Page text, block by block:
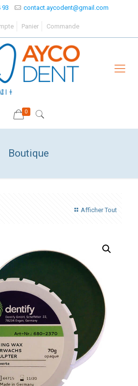
93 contact.aycodent@gmail.com
Panier Commande
0
Boutique
Afficher Tout